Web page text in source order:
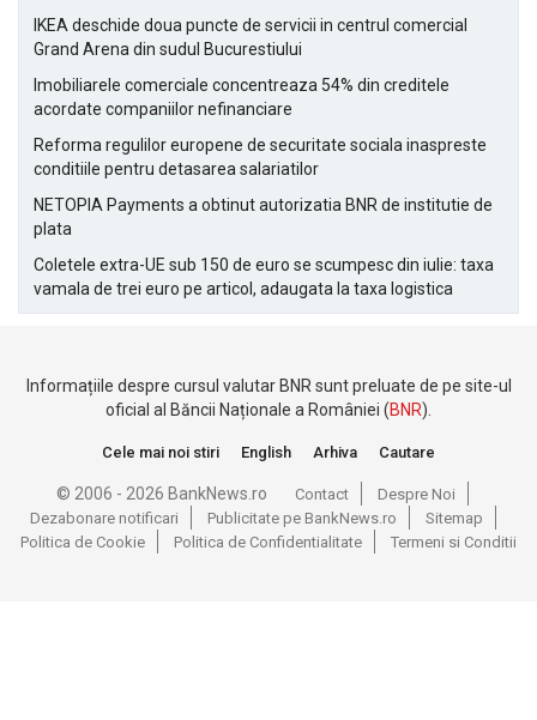
IKEA deschide doua puncte de servicii in centrul comercial
Grand Arena din sudul Bucurestiului
Imobiliarele comerciale concentreaza 54% din creditele
acordate companiilor nefinanciare
Reforma regulilor europene de securitate sociala inaspreste
conditiile pentru detasarea salariatilor
NETOPIA Payments a obtinut autorizatia BNR de institutie de
plata
Coletele extra-UE sub 150 de euro se scumpesc din iulie: taxa
vamala de trei euro pe articol, adaugata la taxa logistica
Informațiile despre cursul valutar BNR sunt preluate de pe site-ul
oficial al Băncii Naționale a României (BNR).
Cele mai noi stiri English Arhiva Cautare
© 2006 - 2026 BankNews.ro Contact
Despre Noi
Dezabonare notificari
Publicitate pe BankNews.ro
Sitemap
Politica de Cookie
Politica de Confidentialitate Termeni si Conditii